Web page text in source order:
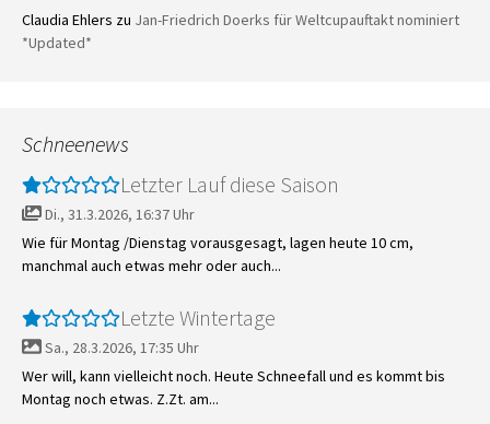
Claudia Ehlers zu Jan-Friedrich Doerks für Weltcupauftakt nominiert
*Updated*
Schneenews
Letzter Lauf diese Saison
Di., 31.3.2026, 16:37 Uhr
Wie für Montag /Dienstag vorausgesagt, lagen heute 10 cm,
manchmal auch etwas mehr oder auch...
Letzte Wintertage
Sa., 28.3.2026, 17:35 Uhr
Wer will, kann vielleicht noch. Heute Schneefall und es kommt bis
Montag noch etwas. Z.Zt. am...